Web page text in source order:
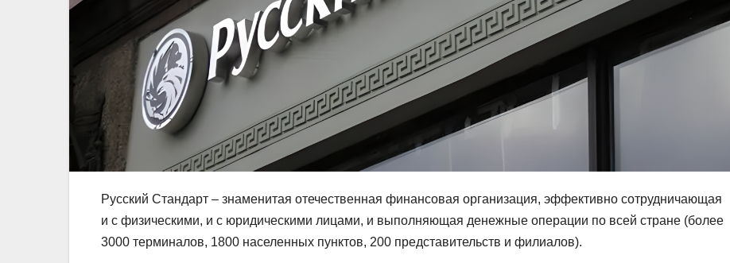
Русский Стандарт – знаменитая отечественная финансовая организация, эффективно сотрудничающая
и с физическими, и с юридическими лицами, и выполняющая денежные операции по всей стране (более
3000 терминалов, 1800 населенных пунктов, 200 представительств и филиалов).